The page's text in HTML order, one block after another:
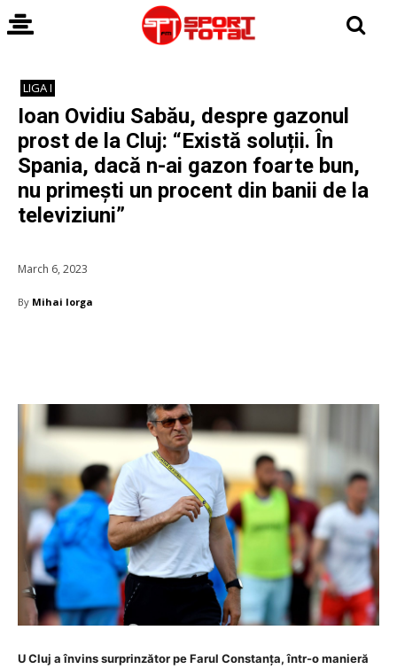
LIGA I
Ioan Ovidiu Sabău, despre gazonul
prost de la Cluj: “Există soluții. În
Spania, dacă n-ai gazon foarte bun,
nu primești un procent din banii de la
televiziuni”
March 6, 2023
By Mihai Iorga
U Cluj a învins surprinzător pe Farul Constanța, într-o manieră